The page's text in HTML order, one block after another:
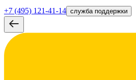
+7 (495) 121-41-14 служба поддержки